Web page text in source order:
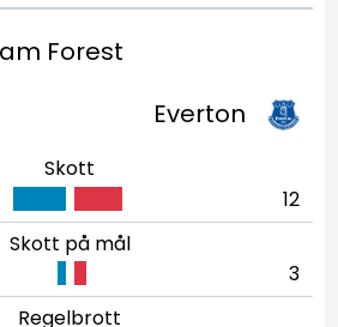
Forest
Everton
Skott
12
Skott på mål
3
Regelbrott